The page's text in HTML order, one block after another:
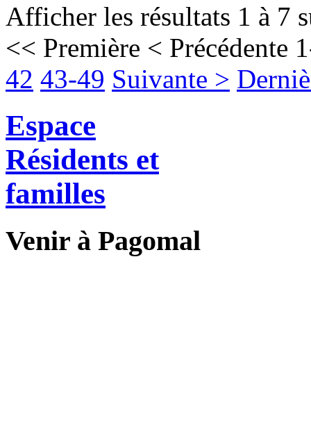
Afficher les résultats 1 à 7
<< Première < Précédente
42 43-49 Suivante >
Espace
Résidents et
familles
Venir à Pagomal